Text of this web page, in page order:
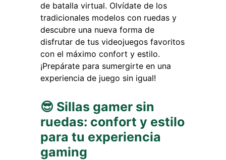
de batalla virtual. Olvídate de los
tradicionales modelos con ruedas y
descubre una nueva forma de
disfrutar de tus videojuegos favoritos
con el máximo confort y estilo.
¡Prepárate para sumergirte en una
experiencia de juego sin igual!
😎 Sillas gamer sin
ruedas: confort y estilo
para tu experiencia
gaming